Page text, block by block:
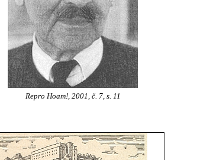
Repro Hoam!, 2001, č. 7, s. 11